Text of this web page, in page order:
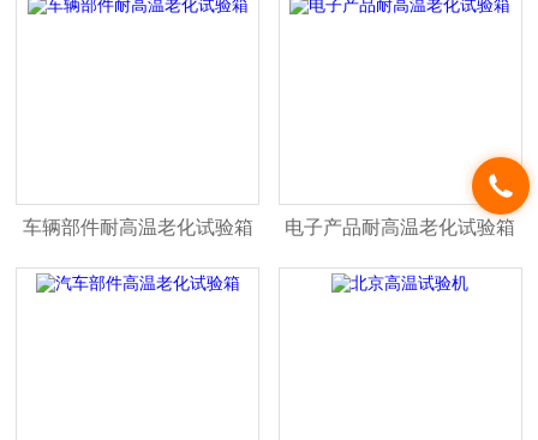
车辆部件耐高温老化试验箱 电子产品耐高温老化试验箱